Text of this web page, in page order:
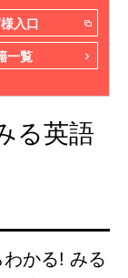
入口
一覧
る英語
かる! みる